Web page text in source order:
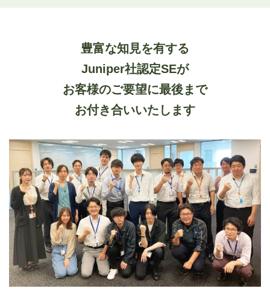
豊富な知見を有する
Juniper社認定SEが
お客様のご要望に最後まで
お付き合いいたします